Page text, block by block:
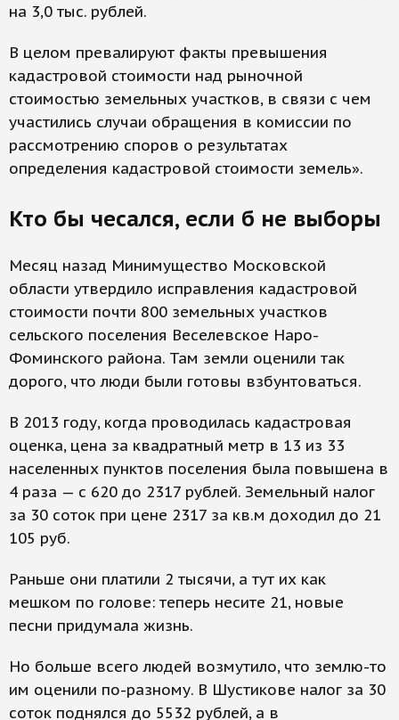
на 3,0 тыс. рублей.
В целом превалируют факты превышения
кадастровой стоимости над рыночной
стоимостью земельных участков, в связи с чем
участились случаи обращения в комиссии по
рассмотрению споров о результатах
определения кадастровой стоимости земель».
Кто бы чесался, если б не выборы
Месяц назад Минимущество Московской
области утвердило исправления кадастровой
стоимости почти 800 земельных участков
сельского поселения Веселевское Наро-
Фоминского района. Там земли оценили так
дорого, что люди были готовы взбунтоваться.
В 2013 году, когда проводилась кадастровая
оценка, цена за квадратный метр в 13 из 33
населенных пунктов поселения была повышена в
4 раза — с 620 до 2317 рублей. Земельный налог
за 30 соток при цене 2317 за кв.м доходил до 21
105 руб.
Раньше они платили 2 тысячи, а тут их как
мешком по голове: теперь несите 21, новые
песни придумала жизнь.
Но больше всего людей возмутило, что землю-то
им оценили по-разному. В Шустикове налог за 30
соток поднялся до 5532 рублей, а в